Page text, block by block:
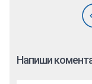
Напиши